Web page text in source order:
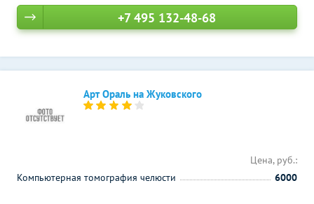
+7 495 132-48-68
Арт Ораль на Жуковского
Цена, руб.:
Компьютерная томография челюсти
6000